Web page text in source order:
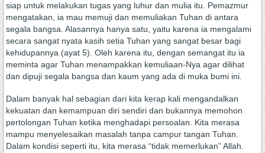
siap untuk melakukan tugas yang luhur dan mulia itu. Pemazmur
mengatakan, ia mau memuji dan memuliakan Tuhan di antara
segala bangsa. Alasannya hanya satu, yaitu karena ia mengalami
secara sangat nyata kasih setia Tuhan yang sangat besar bagi
kehidupannya (ayat 5). Oleh karena itu, dengan semangat itu ia
meminta agar Tuhan menampakkan kemuliaan-Nya agar dilihat
dan dipuji segala bangsa dan kaum yang ada di muka bumi ini.
Dalam banyak hal sebagian dari kita kerap kali mengandalkan
kekuatan dan kemampuan diri sendiri dan bukannya memohon
pertolongan Tuhan ketika menghadapi persoalan. Kita merasa
mampu menyelesaikan masalah tanpa campur tangan Tuhan.
Dalam kondisi seperti itu, kita merasa “tidak memerlukan” Allah.